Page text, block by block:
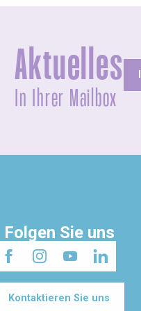
Aktuelles
In Ihrer Mailbox
Folgen Sie uns
Kontaktieren Sie uns